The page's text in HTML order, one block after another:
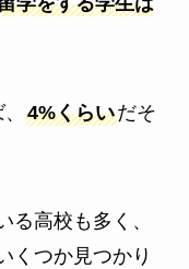
4%くらいだそ
る高校も多く、
くつか見つかり